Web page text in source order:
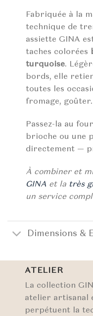
Fabriquée à la
technique de
assiette GINA
taches colorées
turquoise.
bords, elle
toutes les
fromage, goûter.
Passez-la au
brioche ou une
directement —
À combiner et
GINA et la très
un service
Dimensions &
ATELIER
La collection
atelier artisanal
perpétuent la